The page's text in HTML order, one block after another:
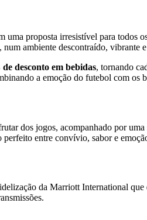
proposta irresistível para todos
ambiente descontraído, vibrante
desconto em bebidas, tornando
a emoção do futebol com
dos jogos, acompanhado por
entre convívio, sabor e
da Marriott International